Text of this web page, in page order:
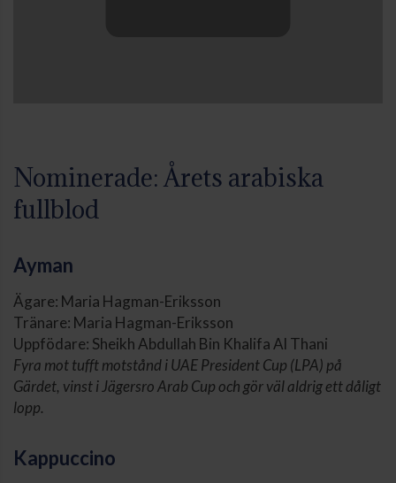
Nominerade: Årets arabiska
fullblod
Ayman
Ägare: Maria Hagman-Eriksson
Tränare: Maria Hagman-Eriksson
Uppfödare: Sheikh Abdullah Bin Khalifa Al Thani
Fyra mot tufft motstånd i UAE President Cup (LPA) på
Gärdet, vinst i Jägersro Arab Cup och gör väl aldrig ett dåligt
lopp.
Kappuccino